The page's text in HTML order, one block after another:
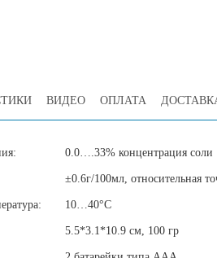
ВИДЕО ОПЛАТА
0.0….33% концентрация соли
±0.6г/100мл, относительная
10…40°C
5.5*3.1*10.9 см, 100 гр